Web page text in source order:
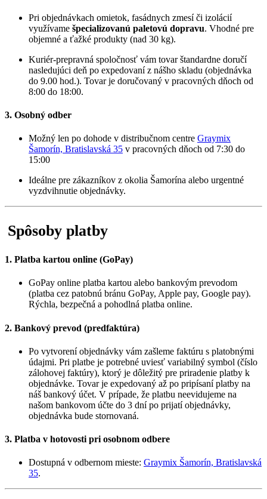
Pri objednávkach omietok, fasádnych zmesí či izolácií
využívame špecializovanú paletovú dopravu. Vhodné pre
objemné a ťažké produkty (nad 30 kg).
Kuriér-prepravná spoločnosť vám tovar štandardne doručí
nasledujúci deň po expedovaní z nášho skladu (objednávka
do 9.00 hod.). Tovar je doručovaný v pracovných dňoch od
8:00 do 18:00.
3. Osobný odber
Možný len po dohode v distribučnom centre Graymix
Šamorín, Bratislavská 35 v pracovných dňoch od 7:30 do
15:00
Ideálne pre zákazníkov z okolia Šamorína alebo urgentné
vyzdvihnutie objednávky.
Spôsoby platby
1. Platba kartou online (GoPay)
GoPay online platba kartou alebo bankovým prevodom
(platba cez patobnú bránu GoPay, Apple pay, Google pay).
Rýchla, bezpečná a pohodlná platba online.
2. Bankový prevod (predfaktúra)
Po vytvorení objednávky vám zašleme faktúru s platobnými
údajmi. Pri platbe je potrebné uviesť variabilný symbol (číslo
zálohovej faktúry), ktorý je dôležitý pre priradenie platby k
objednávke. Tovar je expedovaný až po pripísaní platby na
náš bankový účet. V prípade, že platbu neevidujeme na
našom bankovom účte do 3 dní po prijatí objednávky,
objednávka bude stornovaná.
3. Platba v hotovosti pri osobnom odbere
Dostupná v odbernom mieste: Graymix Šamorín, Bratislavská
35.